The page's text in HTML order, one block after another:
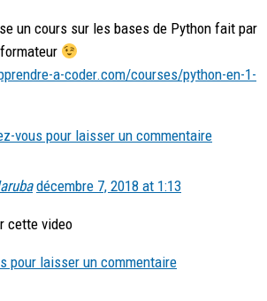
un cours sur les bases de Python fait par
a-coder.com/courses/python-en-1-
vous pour laisser un commentaire
décembre 7, 2018 at 1:13
cette video
pour laisser un commentaire